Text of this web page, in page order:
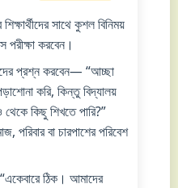
সাথে কুশল বিনিময়
পরীক্ষা করবেন।
প্রশ্ন করবেন— “আচ্ছা
করি, কিন্তু বিদ্যালয়
কিছু শিখতে পারি?”
পরিবার বা চারপাশের পরিবেশ
ঠিক। আমাদের